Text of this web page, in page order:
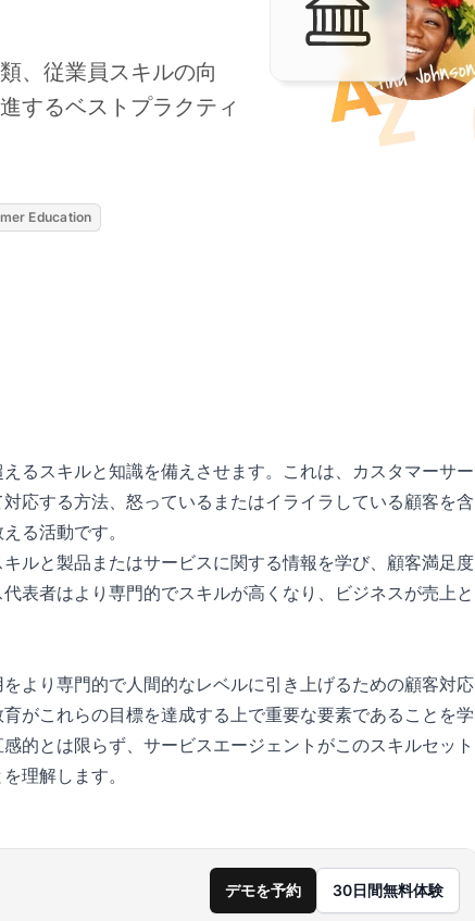
、従業員スキルの向
するベストプラクティ
Education
るスキルと知識を備えさせます。これは、カスタマーサー
応する方法、怒っているまたはイライラしている顧客を含
る活動です。
ルと製品またはサービスに関する情報を学び、顧客満足度
表者はより専門的でスキルが高くなり、ビジネスが売上と
より専門的で人間的なレベルに引き上げるための顧客対応
がこれらの目標を達成する上で重要な要素であることを学
的とは限らず、サービスエージェントがこのスキルセット
理解します。
デモを予約 30日間無料体験